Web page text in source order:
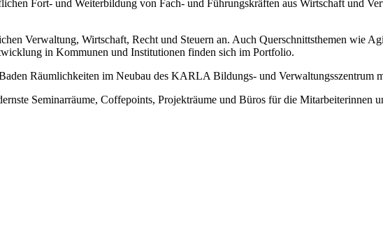
Fort- und Weiterbildung von Fach- und Führungskräften aus Wirtschaft und
Verwaltung, Wirtschaft, Recht und Steuern an. Auch Querschnittsthemen wie
in Kommunen und Institutionen finden sich im Portfolio.
Räumlichkeiten im Neubau des KARLA Bildungs- und Verwaltungsszentrum
Seminarräume, Coffepoints, Projekträume und Büros für die Mitarbeiterinnen